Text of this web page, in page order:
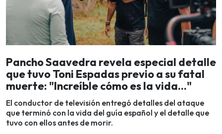
Pancho Saavedra revela especial detalle
que tuvo Toni Espadas previo a su fatal
muerte: "Increíble cómo es la vida..."
El conductor de televisión entregó detalles del ataque
que terminó con la vida del guía español y el detalle que
tuvo con ellos antes de morir.